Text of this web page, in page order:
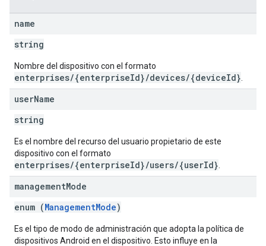
name
string
Nombre del dispositivo con el formato
enterprises/{enterpriseId}/devices/{deviceId}
userName
string
Es el nombre del recurso del usuario propietario de este
dispositivo con el formato
enterprises/{enterpriseId}/users/{userId}
managementMode
enum (ManagementMode)
Es el tipo de modo de administración que adopta la política de
dispositivos Android en el dispositivo. Esto influye en la